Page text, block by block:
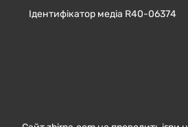
Ідентифікатор медіа R40-06374